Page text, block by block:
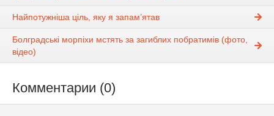
Найпотужніша ціль, яку я запам’ятав
Болградські морпіхи мстять за загиблих побратимів (фото,
відео)
Комментарии (0)